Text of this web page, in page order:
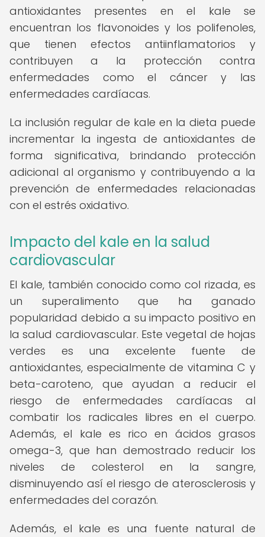
antioxidantes presentes en el kale se
encuentran los flavonoides y los polifenoles,
que tienen efectos antiinflamatorios y
contribuyen a la protección contra
enfermedades como el cáncer y las
enfermedades cardíacas.
La inclusión regular de kale en la dieta puede
incrementar la ingesta de antioxidantes de
forma significativa, brindando protección
adicional al organismo y contribuyendo a la
prevención de enfermedades relacionadas
con el estrés oxidativo.
Impacto del kale en la salud
cardiovascular
El kale, también conocido como col rizada, es
un superalimento que ha ganado
popularidad debido a su impacto positivo en
la salud cardiovascular. Este vegetal de hojas
verdes es una excelente fuente de
antioxidantes, especialmente de vitamina C y
beta-caroteno, que ayudan a reducir el
riesgo de enfermedades cardíacas al
combatir los radicales libres en el cuerpo.
Además, el kale es rico en ácidos grasos
omega-3, que han demostrado reducir los
niveles de colesterol en la sangre,
disminuyendo así el riesgo de aterosclerosis y
enfermedades del corazón.
Además, el kale es una fuente natural de